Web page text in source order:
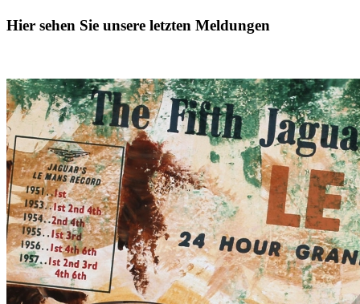
Hier sehen Sie unsere letzten Meldungen